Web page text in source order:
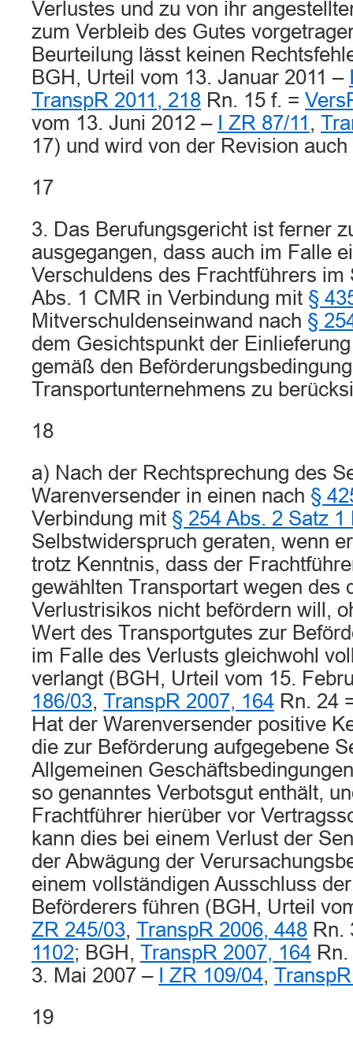
Verlustes und zu von ihr
zum Verbleib des Gutes
Beurteilung lässt keinen
BGH, Urteil vom 13. Januar 2011 –
TranspR 2011, 218 Rn. 15 f. =
vom 13. Juni 2012 –
I ZR 87/11 ,
17) und wird von der Revision
17
3. Das Berufungsgericht ist ferner
ausgegangen, dass auch im Falle
Verschuldens des Frachtführers im
Abs. 1 CMR in Verbindung mit §
Mitverschuldenseinwand nach §
dem Gesichtspunkt der
gemäß den
Transportunternehmens zu
18
a) Nach der Rechtsprechung des
Warenversender in einen nach §
Verbindung mit § 254 Abs. 2 Satz 1
Selbstwiderspruch geraten, wenn
trotz Kenntnis, dass der
gewählten Transportart wegen des
Verlustrisikos nicht befördern will,
Wert des Transportgutes zur
im Falle des Verlusts gleichwohl
verlangt (BGH, Urteil vom 15.
186/03, TranspR 2007, 164 Rn. 24
Hat der Warenversender positive
die zur Beförderung aufgegebene
Allgemeinen
so genanntes Verbotsgut enthält,
Frachtführer hierüber vor
kann dies bei einem Verlust der
der Abwägung der
einem vollständigen Ausschluss
Beförderers führen (BGH, Urteil
ZR 245/03, TranspR 2006, 448 Rn.
1102; BGH, TranspR 2007, 164
3. Mai 2007 –
I ZR 109/04,
19